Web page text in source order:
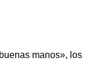
manos», los